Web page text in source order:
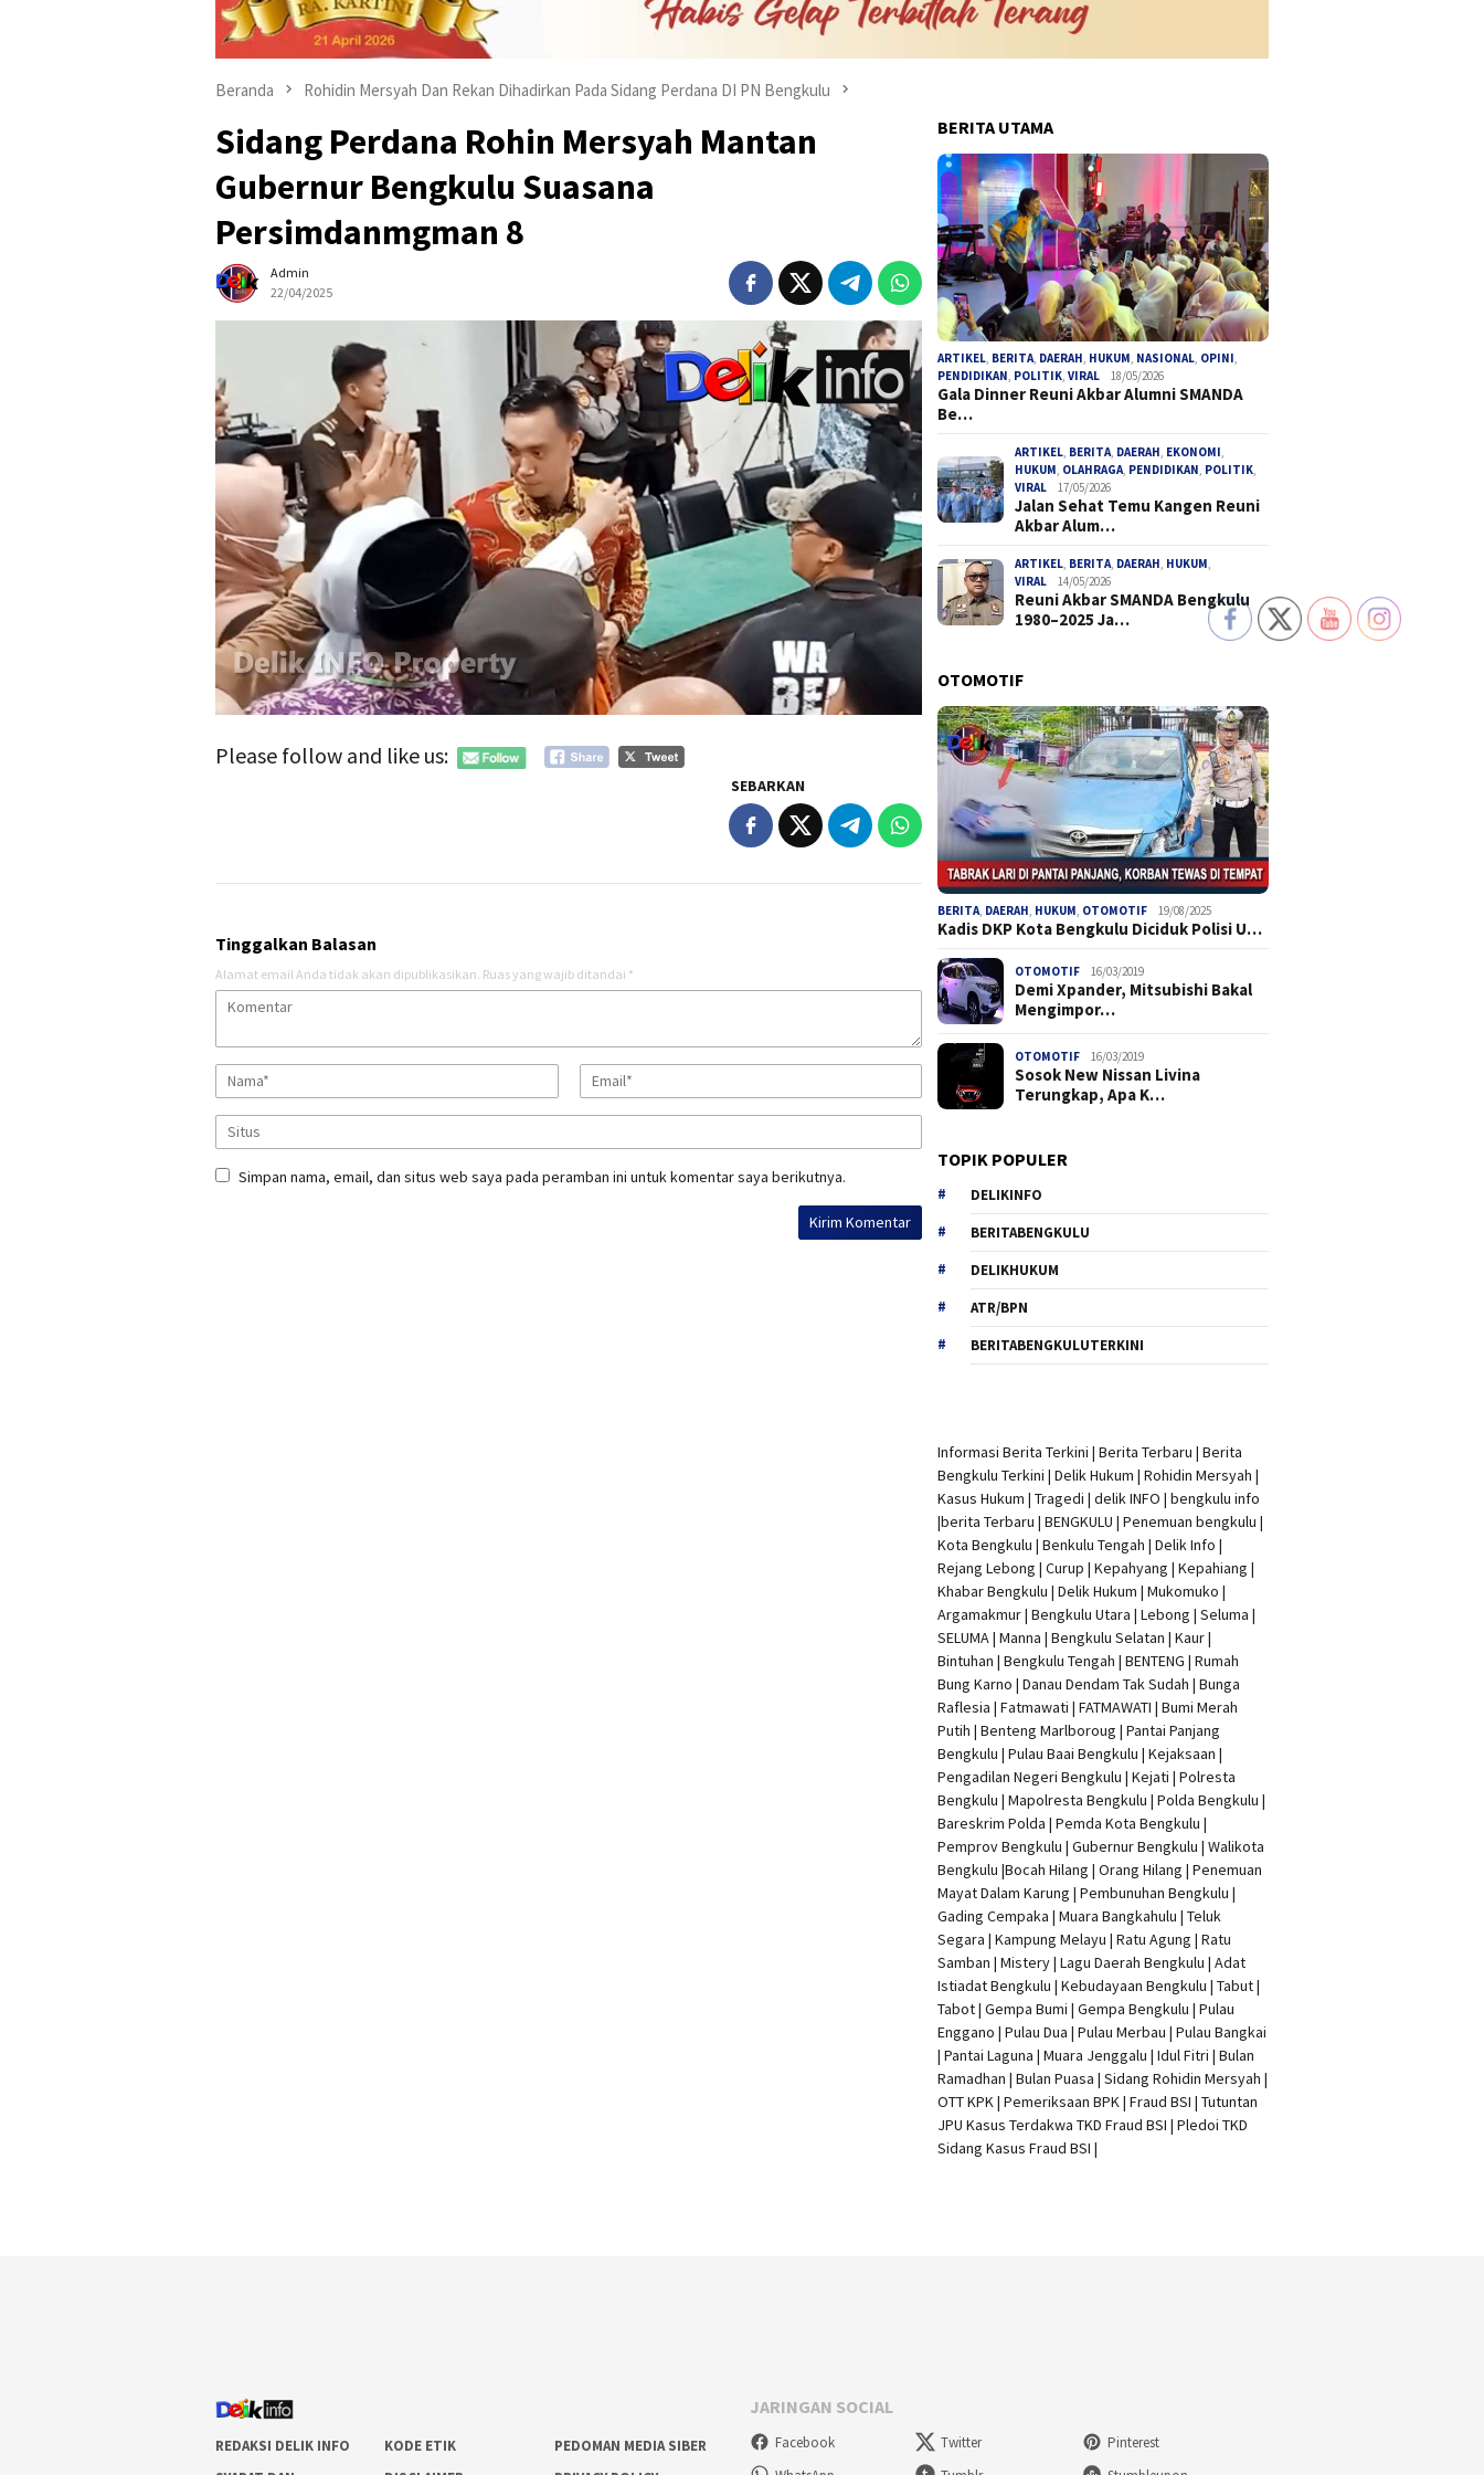
Beranda Rohidin Mersyah Dan Rekan Dihadirkan Pada Sidang Perdana DI PN Bengkulu
Sidang Perdana Rohin Mersyah Mantan
Gubernur Bengkulu Suasana
Persimdanmgman 8
Admin
22/04/2025
Please follow and like us:
SEBARKAN
Tinggalkan Balasan
Alamat email Anda tidak akan dipublikasikan. Ruas yang wajib ditandai *
Simpan nama, email, dan situs web saya pada peramban ini untuk komentar saya berikutnya.
BERITA UTAMA
ARTIKEL BERITA DAERAH HUKUM NASIONAL OPINI
PENDIDIKAN POLITIK ,VIRAL 18/05/2026
Gala Dinner Reuni Akbar Alumni SMANDA
Be…
ARTIKEL BERITA DAERAH EKONOMI
HUKUM OLAHRAGA PENDIDIKAN POLITIK
VIRAL
17/05/2026
Jalan Sehat Temu Kangen Reuni
Akbar Alum…
ARTIKEL BERITA DAERAH HUKUM
VIRAL
14/05/2026
Reuni Akbar SMANDA Bengkulu
1980–2025 Ja…
OTOMOTIF
BERITA DAERAH HUKUM OTOMOTIF 19/08/2025
Kadis DKP Kota Bengkulu Diciduk Polisi U…
OTOMOTIF 16/03/2019
Demi Xpander, Mitsubishi Bakal
Mengimpor…
OTOMOTIF 16/03/2019
Sosok New Nissan Livina
Terungkap, Apa K…
TOPIK POPULER
DELIKINFO
BERITABENGKULU
DELIKHUKUM
ATR/BPN
BERITABENGKULUTERKINI
Informasi Berita Terkini |Berita Terbaru |Berita
Bengkulu Terkini |Delik Hukum |Rohidin Mersyah |
Kasus Hukum |Tragedi | delik INFO |bengkulu info
|berita Terbaru | BENGKULU |Penemuan bengkulu |
Kota Bengkulu | Benkulu Tengah |Delik Info |
Rejang Lebong | Curup | Kepahyang | Kepahiang |
Khabar Bengkulu |Delik Hukum | Mukomuko |
Argamakmur | Bengkulu Utara | Lebong | Seluma |
SELUMA | Manna | Bengkulu Selatan | Kaur |
Bintuhan | Bengkulu Tengah | BENTENG | Rumah
Bung Karno | Danau Dendam Tak Sudah | Bunga
Raflesia | Fatmawati | FATMAWATI | Bumi Merah
Putih | Benteng Marlboroug | Pantai Panjang
Bengkulu | Pulau Baai Bengkulu | Kejaksaan |
Pengadilan Negeri Bengkulu | Kejati |Polresta
Bengkulu |Mapolresta Bengkulu | Polda Bengkulu |
Bareskrim Polda | Pemda Kota Bengkulu |
Pemprov Bengkulu |Gubernur Bengkulu | Walikota
Bengkulu |Bocah Hilang | Orang Hilang |Penemuan
Mayat Dalam Karung |Pembunuhan Bengkulu |
Gading Cempaka | Muara Bangkahulu | Teluk
Segara | Kampung Melayu | Ratu Agung | Ratu
Samban | Mistery | Lagu Daerah Bengkulu | Adat
Istiadat Bengkulu | Kebudayaan Bengkulu | Tabut |
Tabot | Gempa Bumi | Gempa Bengkulu |Pulau
Enggano | Pulau Dua | Pulau Merbau | Pulau Bangkai
| Pantai Laguna | Muara Jenggalu | Idul Fitri | Bulan
Ramadhan | Bulan Puasa |Sidang Rohidin Mersyah |
OTT KPK | Pemeriksaan BPK | Fraud BSI |Tutuntan
JPU Kasus Terdakwa TKD Fraud BSI |Pledoi TKD
Sidang Kasus Fraud BSI |
REDAKSI DELIK INFO KODE ETIK
PEDOMAN MEDIA SIBER
JARINGAN SOCIAL
Facebook Twitter
Pinterest